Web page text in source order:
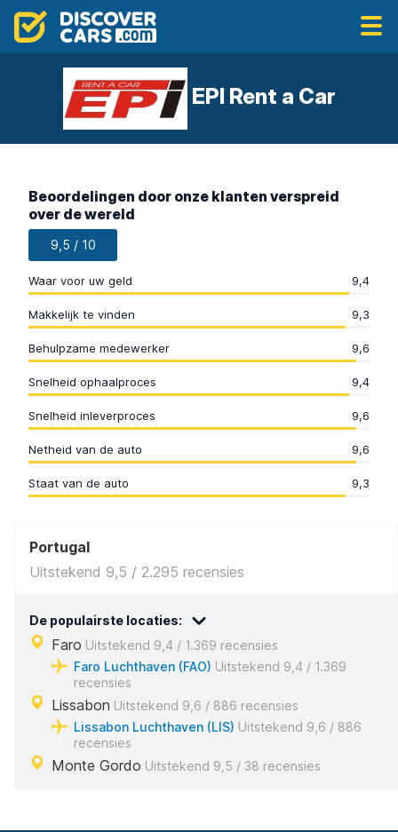
EPI Rent a Car
Beoordelingen door onze klanten verspreid
over de wereld
9,5 / 10
Waar voor uw geld 9,4
Makkelijk te vinden 9,3
Behulpzame medewerker 9,6
Snelheid ophaalproces 9,4
Snelheid inleverproces 9,6
Netheid van de auto 9,6
Staat van de auto 9,3
Portugal
Uitstekend 9,5 / 2.295 recensies
De populairste locaties:
Faro Uitstekend 9,4 / 1.369 recensies
Faro Luchthaven (FAO) Uitstekend 9,4 / 1.369
recensies
Lissabon Uitstekend 9,6 / 886 recensies
Lissabon Luchthaven (LIS) Uitstekend 9,6 / 886
recensies
Monte Gordo Uitstekend 9,5 / 38 recensies